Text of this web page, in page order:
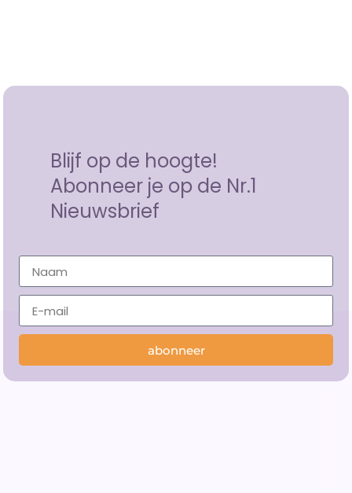
Blijf op de hoogte!
Abonneer je op de Nr.1
Nieuwsbrief
abonneer